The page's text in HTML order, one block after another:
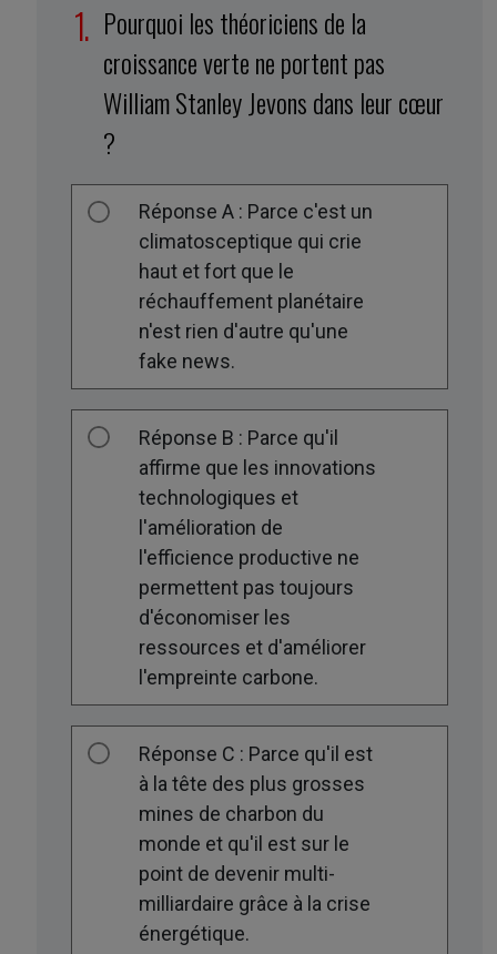
Pourquoi les théoriciens de la
croissance verte ne portent pas
William Stanley Jevons dans leur cœur
?
Réponse A : Parce c'est un
climatosceptique qui crie
haut et fort que le
réchauffement planétaire
n'est rien d'autre qu'une
fake news.
Réponse B : Parce qu'il
affirme que les innovations
technologiques et
l'amélioration de
l'efficience productive ne
permettent pas toujours
d'économiser les
ressources et d'améliorer
l'empreinte carbone.
Réponse C : Parce qu'il est
à la tête des plus grosses
mines de charbon du
monde et qu'il est sur le
point de devenir multi-
milliardaire grâce à la crise
énergétique.